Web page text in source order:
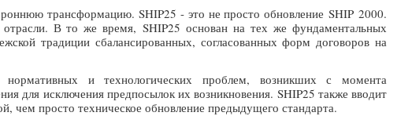
трансформацию. SHIP25 - это не просто обновление SHIP 2000.
отрасли. В то же время, SHIP25 основан на тех же фундаментальных
традиции сбалансированных, согласованных форм договоров на
и технологических проблем, возникших с момента
для исключения предпосылок их возникновения. SHIP25 также вводит
чем просто техническое обновление предыдущего стандарта.